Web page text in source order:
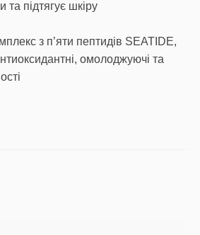
підтягує шкіру
з п’яти пептидів SEATIDE,
омолоджуючі та